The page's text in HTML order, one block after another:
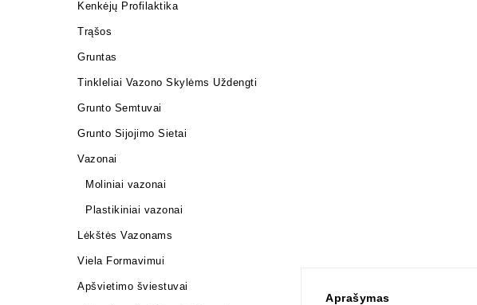
Aprašymas
Kenkėjų Profilaktika
Trąšos
Gruntas
Tinkleliai Vazono Skylėms Uždengti
Grunto Semtuvai
Grunto Sijojimo Sietai
Vazonai
Moliniai vazonai
Plastikiniai vazonai
Lėkštės Vazonams
Viela Formavimui
Apšvietimo šviestuvai